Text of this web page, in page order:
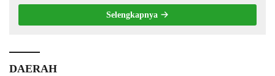
Selengkapnya
DAERAH